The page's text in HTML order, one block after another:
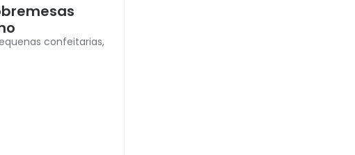
confeitarias,